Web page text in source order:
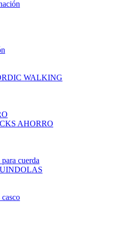
WALKING
AHORRO
cuerda